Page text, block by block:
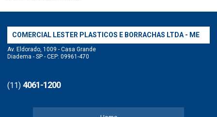
COMERCIAL LESTER PLASTICOS E BORRACHAS LTDA - ME
Av. Eldorado, 1009 - Casa Grande
Diadema - SP - CEP: 09961-470
(11) 4061-1200